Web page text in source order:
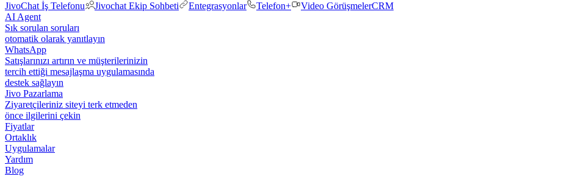
JivoChat İş Telefonu
Jivochat Ekip Sohbeti Entegrasyonlar Telefon+ Video GörüşmelerCRM
AI Agent
Sık sorulan soruları
otomatik olarak yanıtlayın
WhatsApp
Satışlarınızı artırın ve müşterilerinizin
tercih ettiği mesajlaşma uygulamasında
destek sağlayın
Jivo Pazarlama
Ziyaretçileriniz siteyi terk etmeden
önce ilgilerini çekin
Fiyatlar
Ortaklık
Uygulamalar
Yardım
Blog